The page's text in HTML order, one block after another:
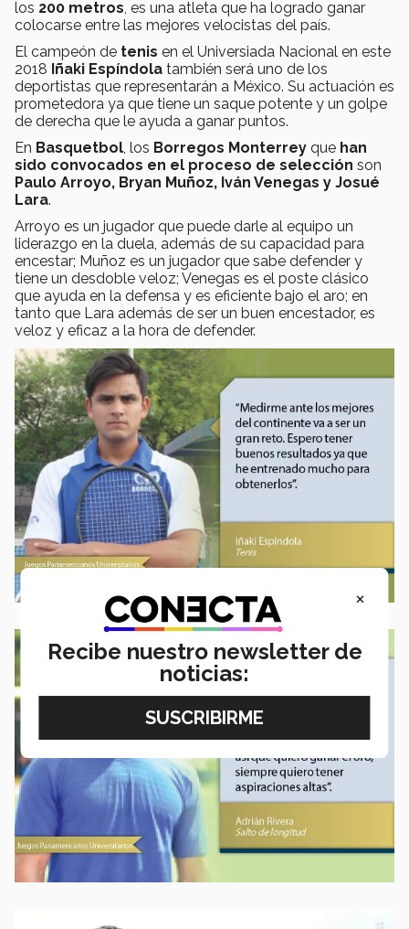
los 200 metros, es una atleta que ha logrado ganar
colocarse entre las mejores velocistas del país.
El campeón de tenis en el Universiada Nacional en este
2018 Iñaki Espíndola también será uno de los
deportistas que representarán a México. Su actuación es
prometedora ya que tiene un saque potente y un golpe
de derecha que le ayuda a ganar puntos.
En Basquetbol, los Borregos Monterrey que han
sido convocados en el proceso de selección son
Paulo Arroyo, Bryan Muñoz, Iván Venegas y Josué
Lara.
Arroyo es un jugador que puede darle al equipo un
liderazgo en la duela, además de su capacidad para
encestar; Muñoz es un jugador que sabe defender y
tiene un desdoble veloz; Venegas es el poste clásico
que ayuda en la defensa y es eficiente bajo el aro; en
tanto que Lara además de ser un buen encestador, es
veloz y eficaz a la hora de defender.
×
Recibe nuestro newsletter de
noticias: